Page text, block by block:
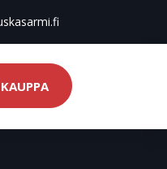
KAUPPA